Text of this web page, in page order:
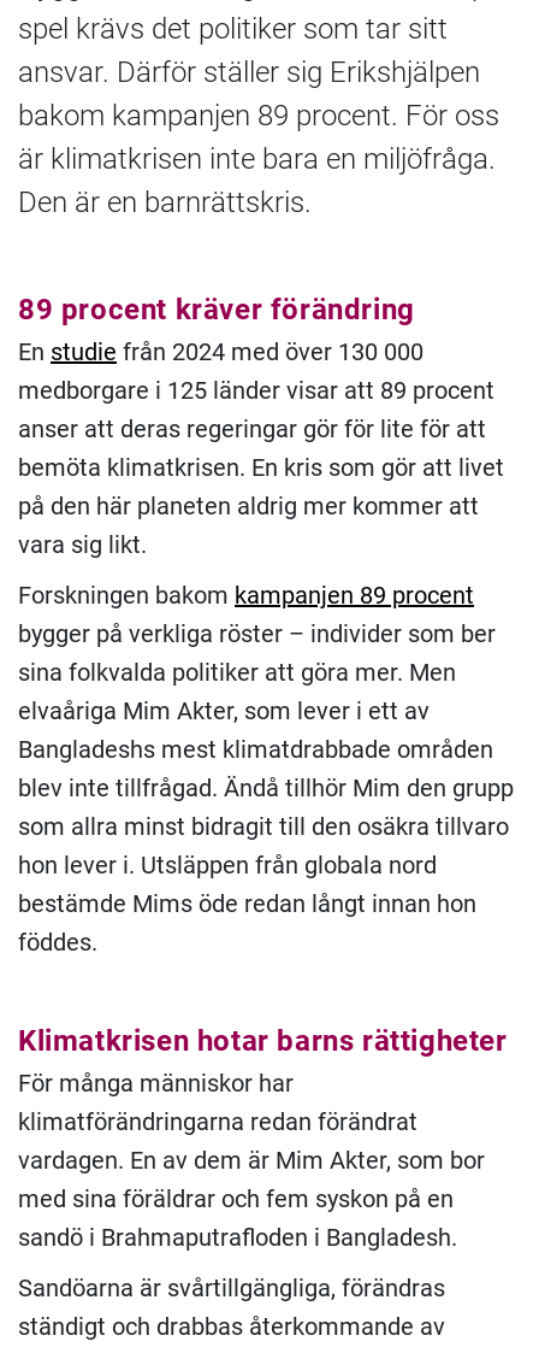
spel krävs det politiker som tar sitt
ansvar. Därför ställer sig Erikshjälpen
bakom kampanjen 89 procent. För oss
är klimatkrisen inte bara en miljöfråga.
Den är en barnrättskris.
89 procent kräver förändring
En studie från 2024 med över 130 000
medborgare i 125 länder visar att 89 procent
anser att deras regeringar gör för lite för att
bemöta klimatkrisen. En kris som gör att livet
på den här planeten aldrig mer kommer att
vara sig likt.
Forskningen bakom kampanjen 89 procent
bygger på verkliga röster – individer som ber
sina folkvalda politiker att göra mer. Men
elvaåriga Mim Akter, som lever i ett av
Bangladeshs mest klimatdrabbade områden
blev inte tillfrågad. Ändå tillhör Mim den grupp
som allra minst bidragit till den osäkra tillvaro
hon lever i. Utsläppen från globala nord
bestämde Mims öde redan långt innan hon
föddes.
Klimatkrisen hotar barns rättigheter
För många människor har
klimatförändringarna redan förändrat
vardagen. En av dem är Mim Akter, som bor
med sina föräldrar och fem syskon på en
sandö i Brahmaputrafloden i Bangladesh.
Sandöarna är svårtillgängliga, förändras
ständigt och drabbas återkommande av